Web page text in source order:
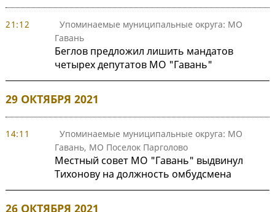
21:12
Упоминаемые муниципальные округа: МО
Гавань
Беглов предложил лишить мандатов
четырех депутатов МО "Гавань"
29 ОКТЯБРЯ 2021
14:11
Упоминаемые муниципальные округа: МО
Гавань, МО Поселок Парголово
Местный совет МО "Гавань" выдвинул
Тихонову на должность омбудсмена
26 ОКТЯБРЯ 2021